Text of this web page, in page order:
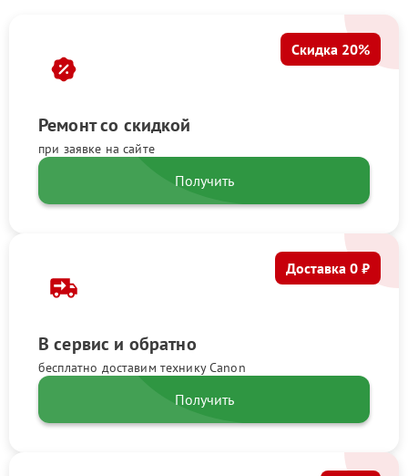
Ремонт со скидкой
при заявке на сайте
Скидка 20%
Получить
В сервис и обратно
бесплатно доставим технику Canon
Доставка 0 ₽
Получить